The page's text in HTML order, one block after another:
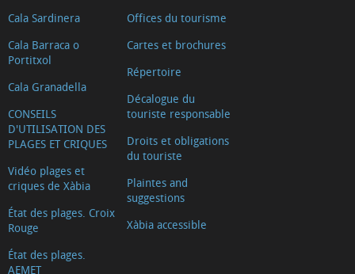
Cala Sardinera
Cala Barraca o
Portitxol
Cala Granadella
CONSEILS
D'UTILISATION DES
PLAGES ET CRIQUES
Vidéo plages et
criques de Xàbia
État des plages. Croix
Rouge
État des plages.
AEMET
Offices du tourisme
Cartes et brochures
Répertoire
Décalogue du
touriste responsable
Droits et obligations
du touriste
Plaintes and
suggestions
Xàbia accessible